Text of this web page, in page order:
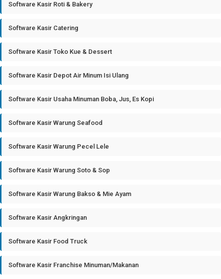
Software Kasir Roti & Bakery
Software Kasir Catering
Software Kasir Toko Kue & Dessert
Software Kasir Depot Air Minum Isi Ulang
Software Kasir Usaha Minuman Boba, Jus, Es Kopi
Software Kasir Warung Seafood
Software Kasir Warung Pecel Lele
Software Kasir Warung Soto & Sop
Software Kasir Warung Bakso & Mie Ayam
Software Kasir Angkringan
Software Kasir Food Truck
Software Kasir Franchise Minuman/Makanan